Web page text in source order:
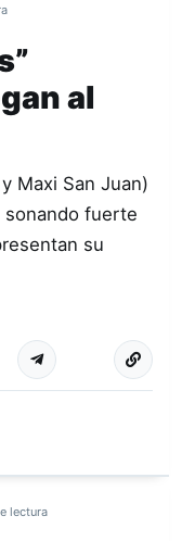
al
Maxi San Juan)
fuerte
su
Más
lectura